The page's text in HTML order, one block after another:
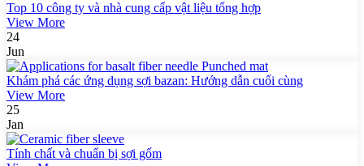
Top 10 công ty và nhà cung cấp vật liệu tổng hợp
View More
24
Jun
Khám phá các ứng dụng sợi bazan: Hướng dẫn cuối cùng
View More
25
Jan
Tính chất và chuẩn bị sợi gốm